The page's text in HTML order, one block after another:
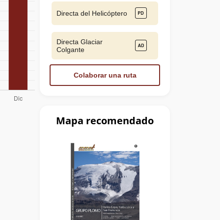
Directa del Helicóptero
Directa Glaciar
Colgante
Colaborar una ruta
Mapa recomendado